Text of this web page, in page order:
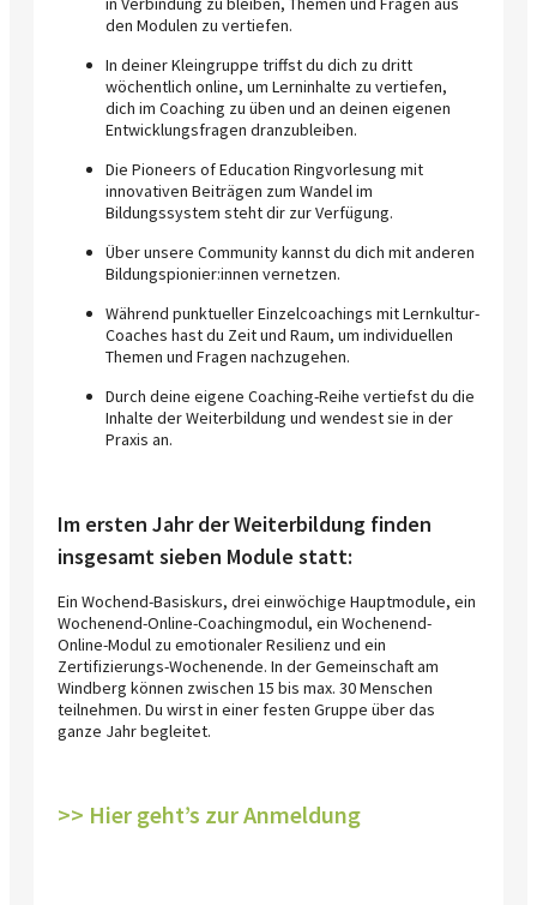
den Modulen zu vertiefen.
In deiner Kleingruppe triffst du dich zu dritt
wöchentlich online, um Lerninhalte zu vertiefen,
dich im Coaching zu üben und an deinen eigenen
Entwicklungsfragen dranzubleiben.
Die Pioneers of Education Ringvorlesung mit
innovativen Beiträgen zum Wandel im
Bildungssystem steht dir zur Verfügung.
Über unsere Community kannst du dich mit anderen
Bildungspionier:innen vernetzen.
Während punktueller Einzelcoachings mit Lernkultur-
Coaches hast du Zeit und Raum, um individuellen
Themen und Fragen nachzugehen.
Durch deine eigene Coaching-Reihe vertiefst du die
Inhalte der Weiterbildung und wendest sie in der
Praxis an.
Im ersten Jahr der Weiterbildung finden
insgesamt sieben Module statt:
Ein Wochend-Basiskurs, drei einwöchige Hauptmodule, ein
Wochenend-Online-Coachingmodul, ein Wochenend-
Online-Modul zu emotionaler Resilienz und ein
Zertifizierungs-Wochenende. In der Gemeinschaft am
Windberg können zwischen 15 bis max. 30 Menschen
teilnehmen. Du wirst in einer festen Gruppe über das
ganze Jahr begleitet.
>> Hier geht’s zur Anmeldung